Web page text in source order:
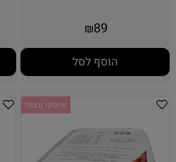
₪89
הוסף לסל
איסוף עצמי